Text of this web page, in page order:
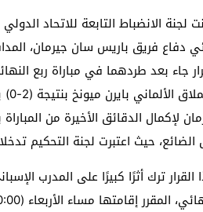
دفاع فريق باريس سان جيرمان،
جاء بعد طردهما في مباراة ربع
الضائع، حيث اعتبرت لجنة التحكيم
القرار ترك أثرًا كبيرًا على المدرب